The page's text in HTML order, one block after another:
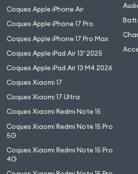
Coques Apple iPhone Air
Coques Apple iPhone 17 Pro
Coques Apple iPhone 17 Pro Max
Coques Apple iPad Air 13’ 2025
Coques Apple iPad Air 13 M4 2026
Coques Xiaomi 17
Coques Xiaomi 17 Ultra
Coques Xiaomi Redmi Note 15
Coques Xiaomi Redmi Note 15 Pro
5G
Coques Xiaomi Redmi Note 15 Pro
4G